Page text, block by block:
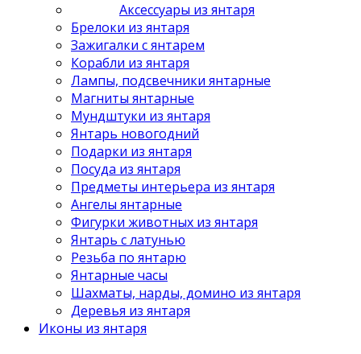
Аксессуары из янтаря
Брелоки из янтаря
Зажигалки с янтарем
Корабли из янтаря
Лампы, подсвечники янтарные
Магниты янтарные
Мундштуки из янтаря
Янтарь новогодний
Подарки из янтаря
Посуда из янтаря
Предметы интерьера из янтаря
Ангелы янтарные
Фигурки животных из янтаря
Янтарь с латунью
Резьба по янтарю
Янтарные часы
Шахматы, нарды, домино из янтаря
Деревья из янтаря
Иконы из янтаря